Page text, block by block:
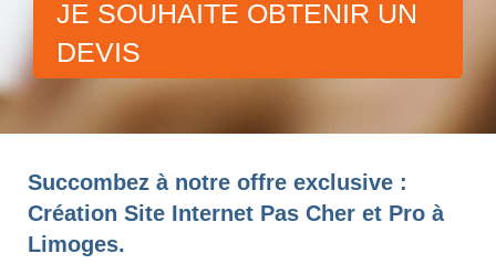
JE SOUHAITE OBTENIR UN
DEVIS
Succombez à notre offre exclusive :
Création Site Internet Pas Cher et Pro à
Limoges.